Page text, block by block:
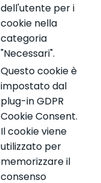
dell'utente per i
cookie nella
categoria
"Necessari".
Questo cookie è
impostato dal
plug-in GDPR
Cookie Consent.
Il cookie viene
utilizzato per
memorizzare il
consenso